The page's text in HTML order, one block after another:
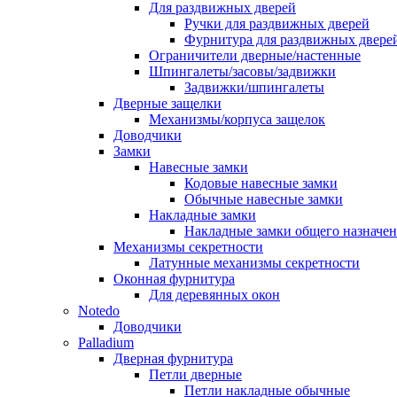
Для раздвижных дверей
Ручки для раздвижных дверей
Фурнитура для раздвижных
Ограничители дверные/настенные
Шпингалеты/засовы/задвижки
Задвижки/шпингалеты
Дверные защелки
Механизмы/корпуса защелок
Доводчики
Замки
Навесные замки
Кодовые навесные замки
Обычные навесные замки
Накладные замки
Накладные замки общего
Механизмы секретности
Латунные механизмы секретности
Оконная фурнитура
Для деревянных окон
Notedo
Доводчики
Palladium
Дверная фурнитура
Петли дверные
Петли накладные обычные